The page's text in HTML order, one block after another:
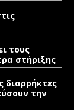
τους
στήριξης
διαρρήκτες
την